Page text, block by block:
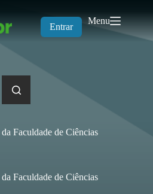
Entrar
Menu
Faculdade de Ciências
Faculdade de Ciências